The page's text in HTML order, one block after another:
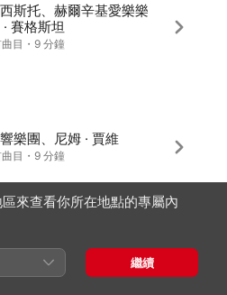
斯托、赫爾辛基愛樂樂
賽格斯坦
目・9 分鐘
樂團、尼姆 · 賈維
目・9 分鐘
樂團、彼得 · 恩肯能
目・10 分鐘
來查看你所在地點的專屬內
繼續